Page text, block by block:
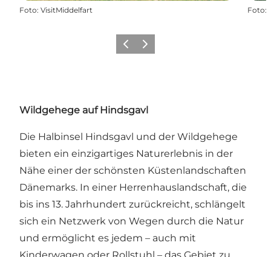
Foto: VisitMiddelfart Foto:
ZurückWeiter
Wildgehege auf Hindsgavl
Die Halbinsel Hindsgavl und der Wildgehege
bieten ein einzigartiges Naturerlebnis in der
Nähe einer der schönsten Küstenlandschaften
Dänemarks. In einer Herrenhauslandschaft, die
bis ins 13. Jahrhundert zurückreicht, schlängelt
sich ein Netzwerk von Wegen durch die Natur
und ermöglicht es jedem – auch mit